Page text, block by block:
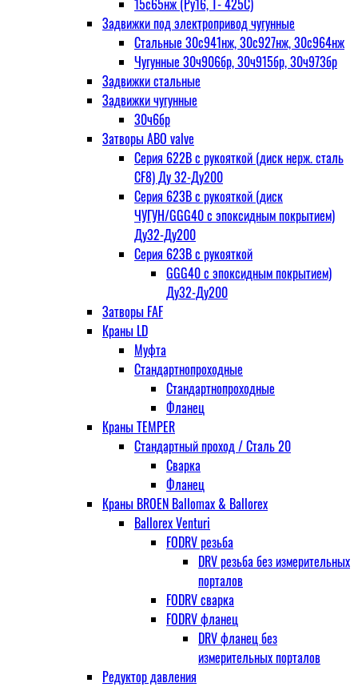
15с65нж (Ру16, Т- 425С)
Задвижки под электропривод чугунные
Стальные 30с941нж, 30с927нж, 30с964нж
Чугунные 30ч906бр, 30ч915бр, 30ч973бр
Задвижки стальные
Задвижки чугунные
30ч6бр
Затворы ABO valve
Серия 622В с рукояткой (диск нерж. сталь
CF8) Ду 32-Ду200
Серия 623В с рукояткой (диск
ЧУГУН/GGG40 с эпоксидным покрытием)
Ду32-Ду200
Серия 623В с рукояткой
GGG40 с эпоксидным покрытием)
Ду32-Ду200
Затворы FAF
Краны LD
Муфта
Стандартнопроходные
Стандартнопроходные
Фланец
Краны TEMPER
Стандартный проход / Cталь 20
Сварка
Фланец
Краны BROEN Ballomax & Ballorex
Ballorex Venturi
FODRV резьба
DRV резьба без измерительных
порталов
FODRV сварка
FODRV фланец
DRV фланец без
измерительных порталов
Редуктор давления